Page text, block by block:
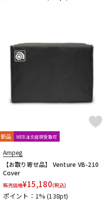
新品 WEB注文店頭受取可
Ampeg
【お取り寄せ品】 Venture VB-210
Cover
販売価格¥15,180(税込)
ポイント：1%(138pt)